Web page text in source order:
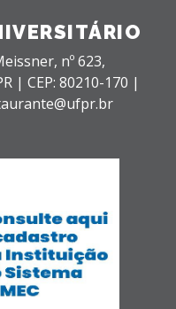
nº 623,
| CEP: 80210-170 |